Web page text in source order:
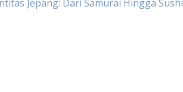
Jepang: Dari Samurai Hingga Sushi